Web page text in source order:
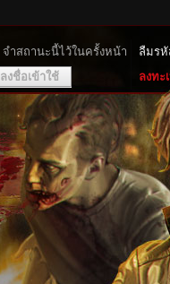
จำสถานะนี้ไว้ในครั้งหน้า
ลืมร
ลงชื่อเข้าใช้ ลงทะ